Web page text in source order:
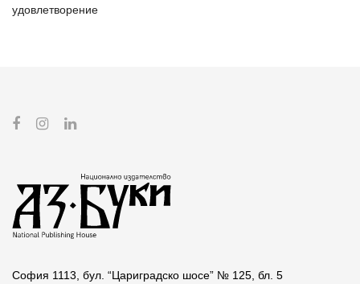
удовлетворение
София 1113, бул. “Цариградско шосе” № 125, бл. 5